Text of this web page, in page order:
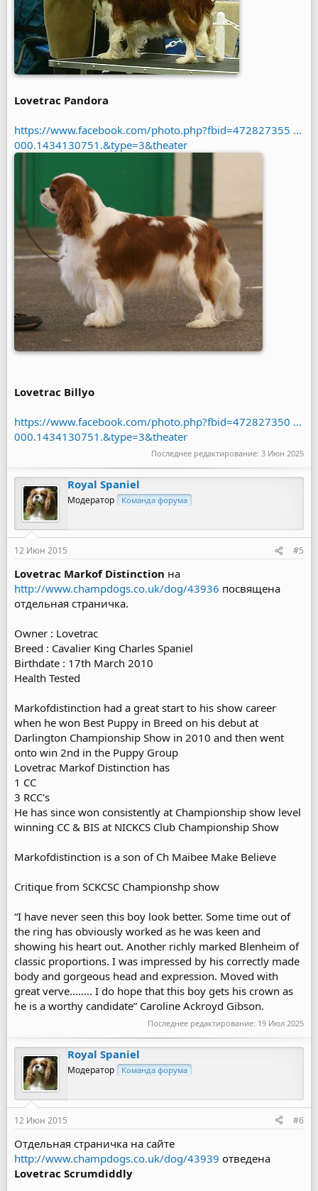
Lovetrac Pandora
https://www.facebook.com/photo.php?fbid=472827355 ...
000.1434130751.&type=3&theater
Lovetrac Billyo
https://www.facebook.com/photo.php?fbid=472827350 ...
000.1434130751.&type=3&theater
Последнее редактирование: 3 Июн 2025
Royal Spaniel
Модератор Команда форума
12 Июн 2015 #5
Lovetrac Markof Distinction на
http://www.champdogs.co.uk/dog/43936 посвящена
отдельная страничка.
Owner : Lovetrac
Breed : Cavalier King Charles Spaniel
Birthdate : 17th March 2010
Health Tested
Markofdistinction had a great start to his show career
when he won Best Puppy in Breed on his debut at
Darlington Championship Show in 2010 and then went
onto win 2nd in the Puppy Group
Lovetrac Markof Distinction has
1 CC
3 RCC's
He has since won consistently at Championship show level
winning CC & BIS at NICKCS Club Championship Show
Markofdistinction is a son of Ch Maibee Make Believe
Critique from SCKCSC Championshp show
“I have never seen this boy look better. Some time out of
the ring has obviously worked as he was keen and
showing his heart out. Another richly marked Blenheim of
classic proportions. I was impressed by his correctly made
body and gorgeous head and expression. Moved with
great verve…….. I do hope that this boy gets his crown as
he is a worthy candidate” Caroline Ackroyd Gibson.
Последнее редактирование: 19 Июл 2025
Royal Spaniel
Модератор Команда форума
12 Июн 2015 #6
Отдельная страничка на сайте
http://www.champdogs.co.uk/dog/43939 отведена
Lovetrac Scrumdiddly